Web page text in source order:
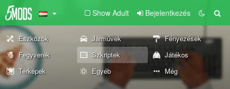
Show Adult Bejelentkezés
Eszközök Járművek
Fényezések
Fegyverek
Szkriptek
Játékos
Térképek
Egyéb Még